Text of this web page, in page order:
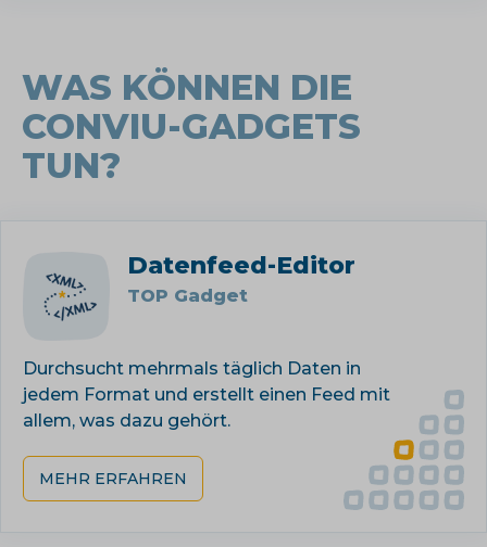
WAS KÖNNEN DIE
CONVIU-GADGETS
TUN?
Datenfeed-Editor
TOP Gadget
Durchsucht mehrmals täglich Daten in
jedem Format und erstellt einen Feed mit
allem, was dazu gehört.
MEHR ERFAHREN